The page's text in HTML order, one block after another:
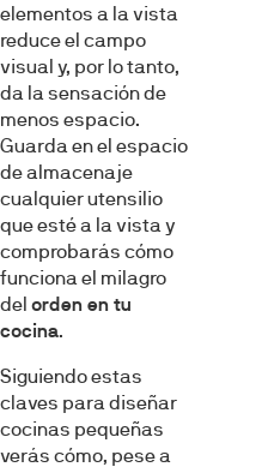
elementos a la vista
reduce el campo
visual y, por lo tanto,
da la sensación de
menos espacio.
Guarda en el espacio
de almacenaje
cualquier utensilio
que esté a la vista y
comprobarás cómo
funciona el milagro
del orden en tu
cocina.
Siguiendo estas
claves para diseñar
cocinas pequeñas
verás cómo, pese a